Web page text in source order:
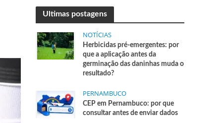
Ultimas postagens
NOTÍCIAS
Herbicidas pré-emergentes: por
que a aplicação antes da
germinação das daninhas muda o
resultado?
PERNAMBUCO
CEP em Pernambuco: por que
consultar antes de enviar dados